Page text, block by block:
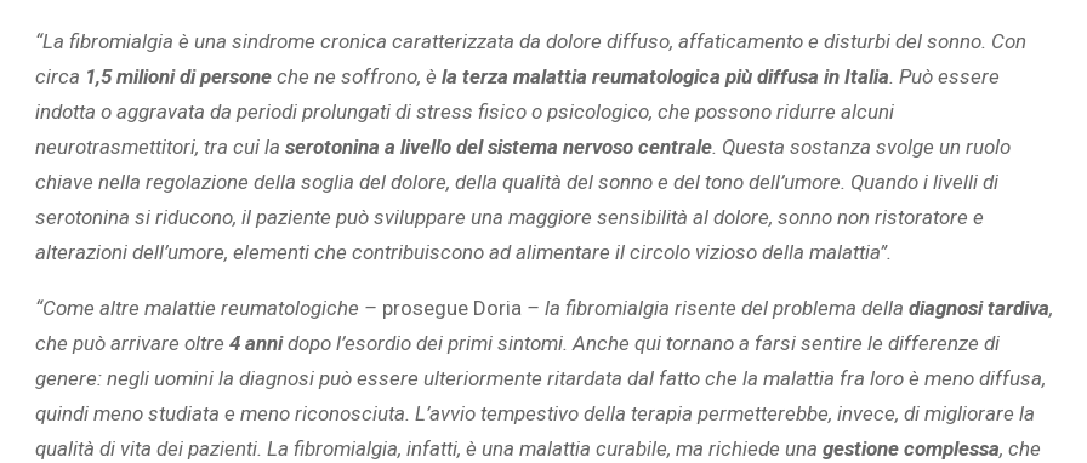
“La fibromialgia è una sindrome cronica caratterizzata da dolore diffuso, affaticamento e disturbi del sonno. Con
circa 1,5 milioni di persone che ne soffrono, è la terza malattia reumatologica più diffusa in Italia. Può essere
indotta o aggravata da periodi prolungati di stress fisico o psicologico, che possono ridurre alcuni
neurotrasmettitori, tra cui la serotonina a livello del sistema nervoso centrale. Questa sostanza svolge un ruolo
chiave nella regolazione della soglia del dolore, della qualità del sonno e del tono dell’umore. Quando i livelli di
serotonina si riducono, il paziente può sviluppare una maggiore sensibilità al dolore, sonno non ristoratore e
alterazioni dell’umore, elementi che contribuiscono ad alimentare il circolo vizioso della malattia”.
“Come altre malattie reumatologiche – prosegue Doria – la fibromialgia risente del problema della diagnosi tardiva,
che può arrivare oltre 4 annidopo l’esordio dei primi sintomi. Anche qui tornano a farsi sentire le differenze di
genere: negli uomini la diagnosi può essere ulteriormente ritardata dal fatto che la malattia fra loro è meno diffusa,
quindi meno studiata e meno riconosciuta. L’avvio tempestivo della terapia permetterebbe, invece, di migliorare la
qualità di vita dei pazienti. La fibromialgia, infatti, è una malattia curabile, ma richiede una gestione complessa, che